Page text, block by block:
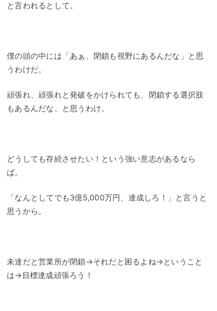
と言われるとして。
僕の頭の中には「あぁ、閉鎖も視野にあるんだな」と思
うわけだ。
頑張れ、頑張れと発破をかけられても、閉鎖する選択肢
もあるんだな、と思うわけ。
どうしても存続させたい！という強い意志があるなら
ば。
「なんとしてでも3億5,000万円、達成しろ！」と言うと
思うから。
未達だと営業所が閉鎖→それだと困るよね→ということ
は→目標達成頑張ろう！